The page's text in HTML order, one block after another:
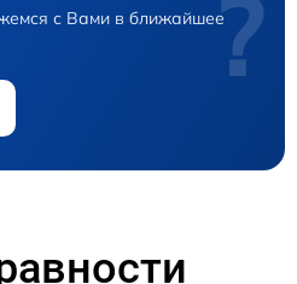
с Вами в ближайшее?